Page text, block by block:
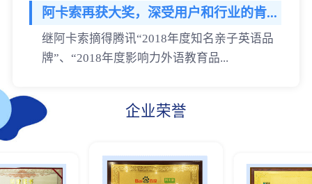
阿卡索再获大奖，深受用户和行业的肯...
继阿卡索摘得腾讯“2018年度知名亲子英语品
牌”、“2018年度影响力外语教育品...
企业荣誉